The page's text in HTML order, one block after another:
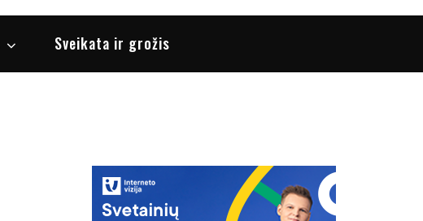
Sveikata ir grožis